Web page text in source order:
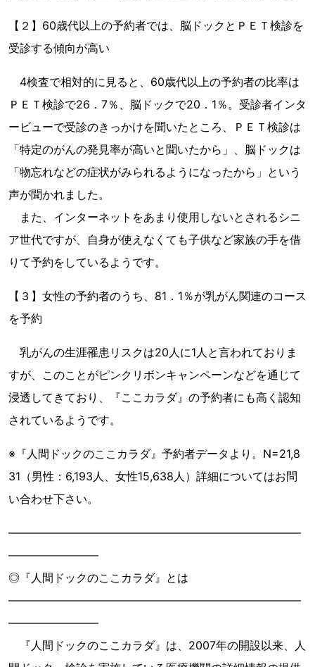
【２】60歳代以上の予約者では、脳ドックとＰＥＴ検診を
受診する傾向が高い
4検査で相対的に見ると、60歳代以上の予約者の比率は
ＰＥＴ検診で26．7％、脳ドックで20．1％。受診者インタ
ービューで受診のきっかけを聞いたところ、ＰＥＴ検診は
「特定のがんの発見率が高いと聞いたから」、脳ドックは
「物忘れなどの症状がみられるようになったから」という
声が聞かれました。
また、インターネットをあまり使用しないとされるシニ
ア世代ですが、自身が使えなくても子供など家族の手を借
りて予約をしているようです。
【３】女性の予約者のうち、81．1％が乳がん関連のコース
を予約
乳がんの生涯罹患リスクは20人に1人と言われておりま
すが、このことがピンクリボンキャンペーンなどを通じて
浸透してきており、『ここカラダ』の予約者にも高く認知
されているようです。
※『人間ドックのここカラダ』予約者データより。N=21,8
31（男性：6,193人、女性15,638人）詳細についてはお問
い合わせ下さい。
――――――――――――――――――――――――――
――――――――
◎『人間ドックのここカラダ』とは
――――――――――――――――――――――――――
――――――――
『人間ドックのここカラダ』は、2007年の開設以来、人